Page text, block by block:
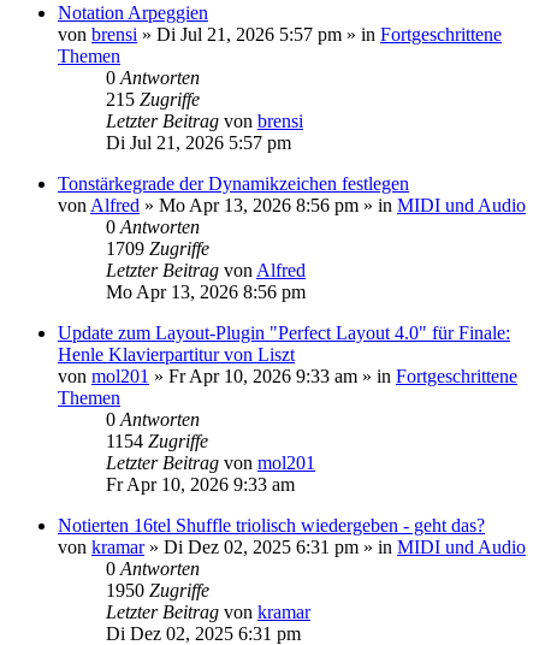
Notation Arpeggien
von brensi » Di Jul 21, 2026 5:57 pm » in Fortgeschrittene
Themen
0 Antworten
215 Zugriffe
Letzter Beitrag von brensi
Di Jul 21, 2026 5:57 pm
Tonstärkegrade der Dynamikzeichen festlegen
von Alfred » Mo Apr 13, 2026 8:56 pm » in MIDI und Audio
0 Antworten
1709 Zugriffe
Letzter Beitrag von Alfred
Mo Apr 13, 2026 8:56 pm
Update zum Layout-Plugin "Perfect Layout 4.0" für Finale:
Henle Klavierpartitur von Liszt
von mol201 » Fr Apr 10, 2026 9:33 am » in Fortgeschrittene
Themen
0 Antworten
1154 Zugriffe
Letzter Beitrag von mol201
Fr Apr 10, 2026 9:33 am
Notierten 16tel Shuffle triolisch wiedergeben - geht das?
von kramar» Di Dez 02, 2025 6:31 pm » in MIDI und Audio
0 Antworten
1950 Zugriffe
Letzter Beitrag von kramar
Di Dez 02, 2025 6:31 pm